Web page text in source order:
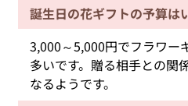
誕生日の花ギフトの予算は
3,000～5,000円でフラワー
多いです。贈る相手との関
なるようです。